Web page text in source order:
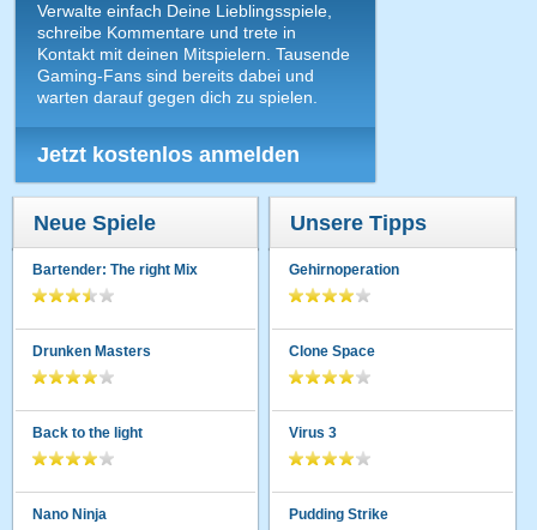
Verwalte einfach Deine Lieblingsspiele,
schreibe Kommentare und trete in
Kontakt mit deinen Mitspielern. Tausende
Gaming-Fans sind bereits dabei und
warten darauf gegen dich zu spielen.
Jetzt kostenlos anmelden
Neue Spiele
Bartender: The right Mix
Drunken Masters
Back to the light
Nano Ninja
Unsere Tipps
Gehirnoperation
Clone Space
Virus 3
Pudding Strike